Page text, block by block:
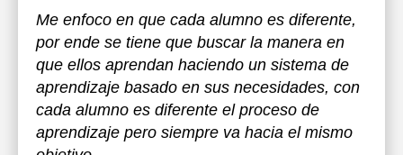
Me enfoco en que cada alumno es diferente,
por ende se tiene que buscar la manera en
que ellos aprendan haciendo un sistema de
aprendizaje basado en sus necesidades, con
cada alumno es diferente el proceso de
aprendizaje pero siempre va hacia el mismo